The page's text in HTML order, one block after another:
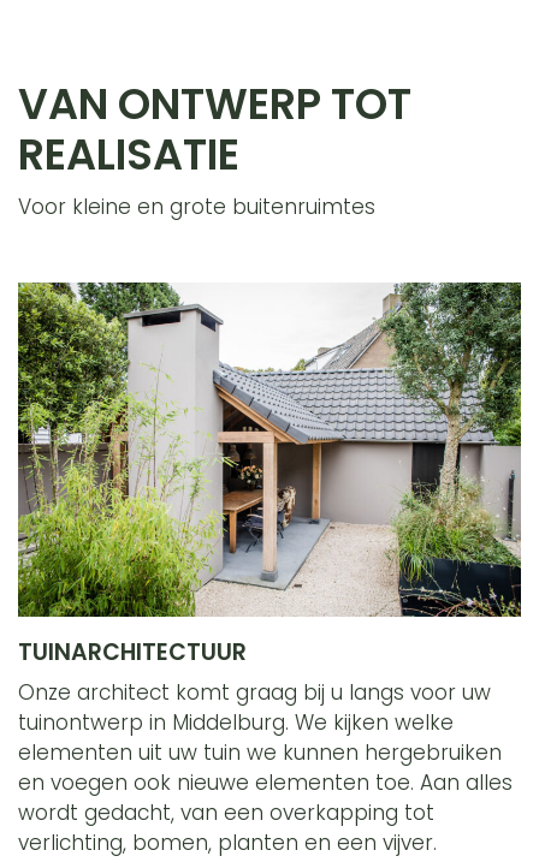
VAN ONTWERP TOT
REALISATIE
Voor kleine en grote buitenruimtes
TUINARCHITECTUUR
Onze architect komt graag bij u langs voor uw
tuinontwerp in Middelburg. We kijken welke
elementen uit uw tuin we kunnen hergebruiken
en voegen ook nieuwe elementen toe. Aan alles
wordt gedacht, van een overkapping tot
verlichting, bomen, planten en een vijver.